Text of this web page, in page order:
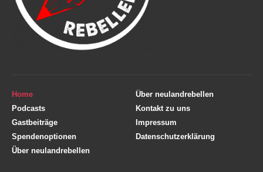
Home
Podcasts
Gastbeiträge
Spendenoptionen
Über neulandrebellen
Über neulandrebellen
Kontakt zu uns
Impressum
Datenschutzerklärung